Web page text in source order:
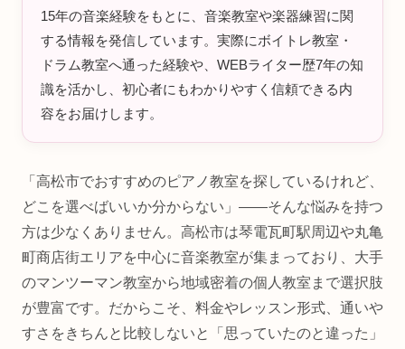
15年の音楽経験をもとに、音楽教室や楽器練習に関
する情報を発信しています。実際にボイトレ教室・
ドラム教室へ通った経験や、WEBライター歴7年の知
識を活かし、初心者にもわかりやすく信頼できる内
容をお届けします。
「高松市でおすすめのピアノ教室を探しているけれど、
どこを選べばいいか分からない」——そんな悩みを持つ
方は少なくありません。高松市は琴電瓦町駅周辺や丸亀
町商店街エリアを中心に音楽教室が集まっており、大手
のマンツーマン教室から地域密着の個人教室まで選択肢
が豊富です。だからこそ、料金やレッスン形式、通いや
すさをきちんと比較しないと「思っていたのと違った」